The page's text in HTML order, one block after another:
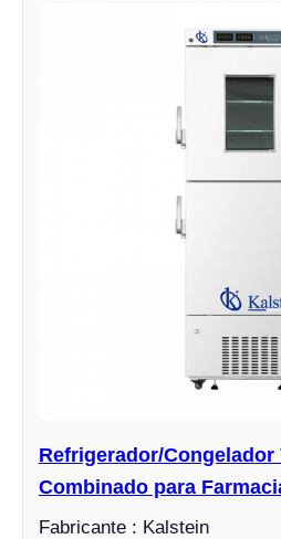
Refrigerador/Congelador
Combinado para
Fabricante : Kalstein